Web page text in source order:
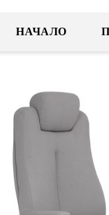
НАЧАЛО